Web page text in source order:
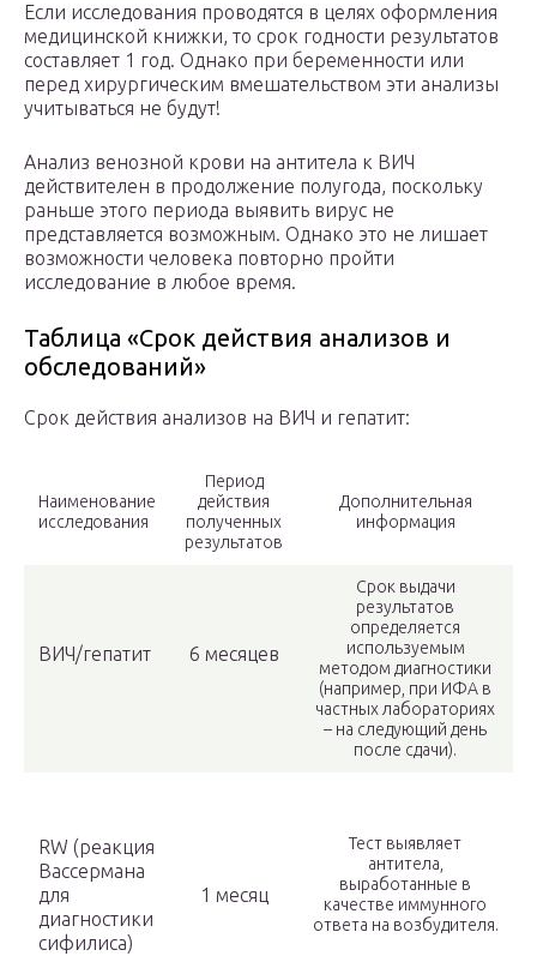
Если исследования проводятся в целях оформления
медицинской книжки, то срок годности результатов
составляет 1 год. Однако при беременности или
перед хирургическим вмешательством эти анализы
учитываться не будут!
Анализ венозной крови на антитела к ВИЧ
действителен в продолжение полугода, поскольку
раньше этого периода выявить вирус не
представляется возможным. Однако это не лишает
возможности человека повторно пройти
исследование в любое время.
Таблица «Срок действия анализов и
обследований»
Срок действия анализов на ВИЧ и гепатит:
Наименование
исследования
Период
действия
полученных
результатов
Дополнительная
информация
ВИЧ/гепатит 6 месяцев
Срок выдачи
результатов
определяется
используемым
методом диагностики
(например, при ИФА в
частных лабораториях
– на следующий день
после сдачи).
RW (реакция
Вассермана
для
диагностики
сифилиса)
1 месяц
Тест выявляет
антитела,
выработанные в
качестве иммунного
ответа на возбудителя.